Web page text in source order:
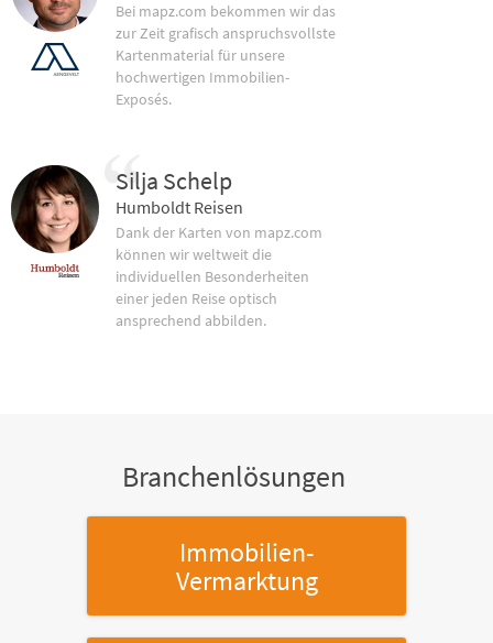
Bei mapz.com bekommen wir das
zur Zeit grafisch anspruchsvollste
Kartenmaterial für unsere
hochwertigen Immobilien-
Exposés.
Silja Schelp
Humboldt Reisen
Dank der Karten von mapz.com
können wir weltweit die
individuellen Besonderheiten
einer jeden Reise optisch
ansprechend abbilden.
Branchenlösungen
Immobilien-
Vermarktung